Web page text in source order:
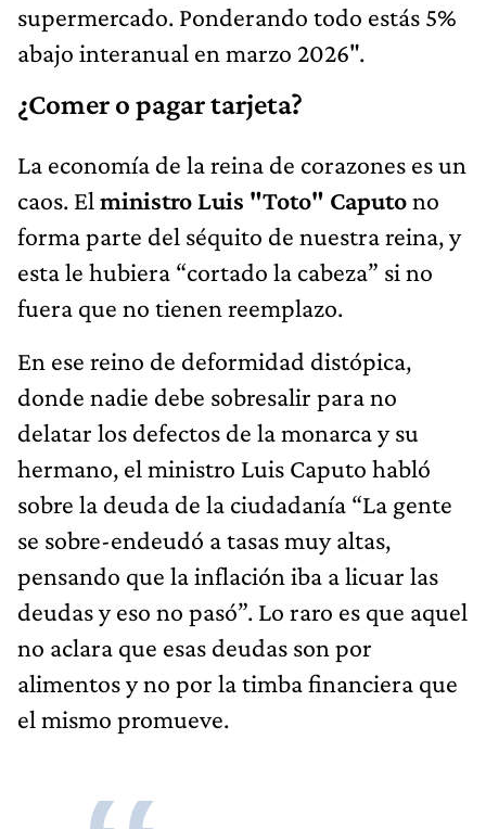
supermercado. Ponderando todo estás 5%
abajo interanual en marzo 2026".
¿Comer o pagar tarjeta?
La economía de la reina de corazones es un
caos. El ministro Luis "Toto" Caputono
forma parte del séquito de nuestra reina, y
esta le hubiera “cortado la cabeza” si no
fuera que no tienen reemplazo.
En ese reino de deformidad distópica,
donde nadie debe sobresalir para no
delatar los defectos de la monarca y su
hermano, el ministro Luis Caputo habló
sobre la deuda de la ciudadanía “La gente
se sobre-endeudó a tasas muy altas,
pensando que la inflación iba a licuar las
deudas y eso no pasó”. Lo raro es que aquel
no aclara que esas deudas son por
alimentos y no por la timba financiera que
el mismo promueve.